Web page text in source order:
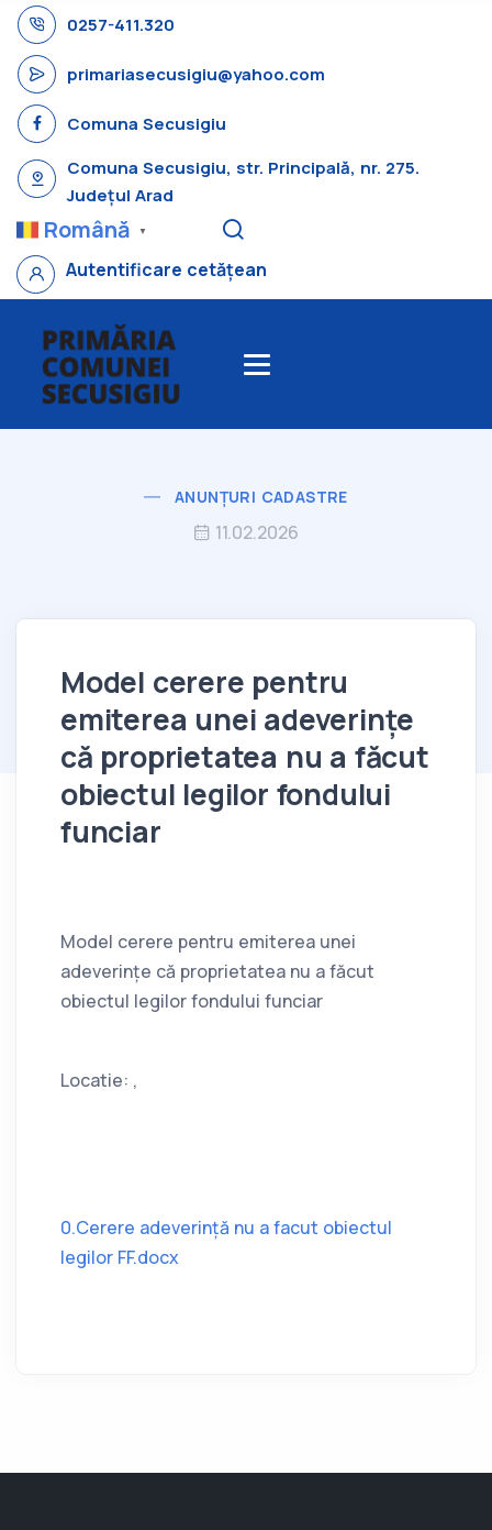
0257-411.320
primariasecusigiu@yahoo.com
Comuna Secusigiu
Comuna Secusigiu, str. Principală, nr. 275.
Județul Arad
Română ▼
Autentificare cetățean
ANUNȚURI CADASTRE
11.02.2026
Model cerere pentru
emiterea unei adeverințe
că proprietatea nu a făcut
obiectul legilor fondului
funciar
Model cerere pentru emiterea unei
adeverințe că proprietatea nu a făcut
obiectul legilor fondului funciar
Locatie: ,
0.Cerere adeverință nu a facut obiectul
legilor FF.docx